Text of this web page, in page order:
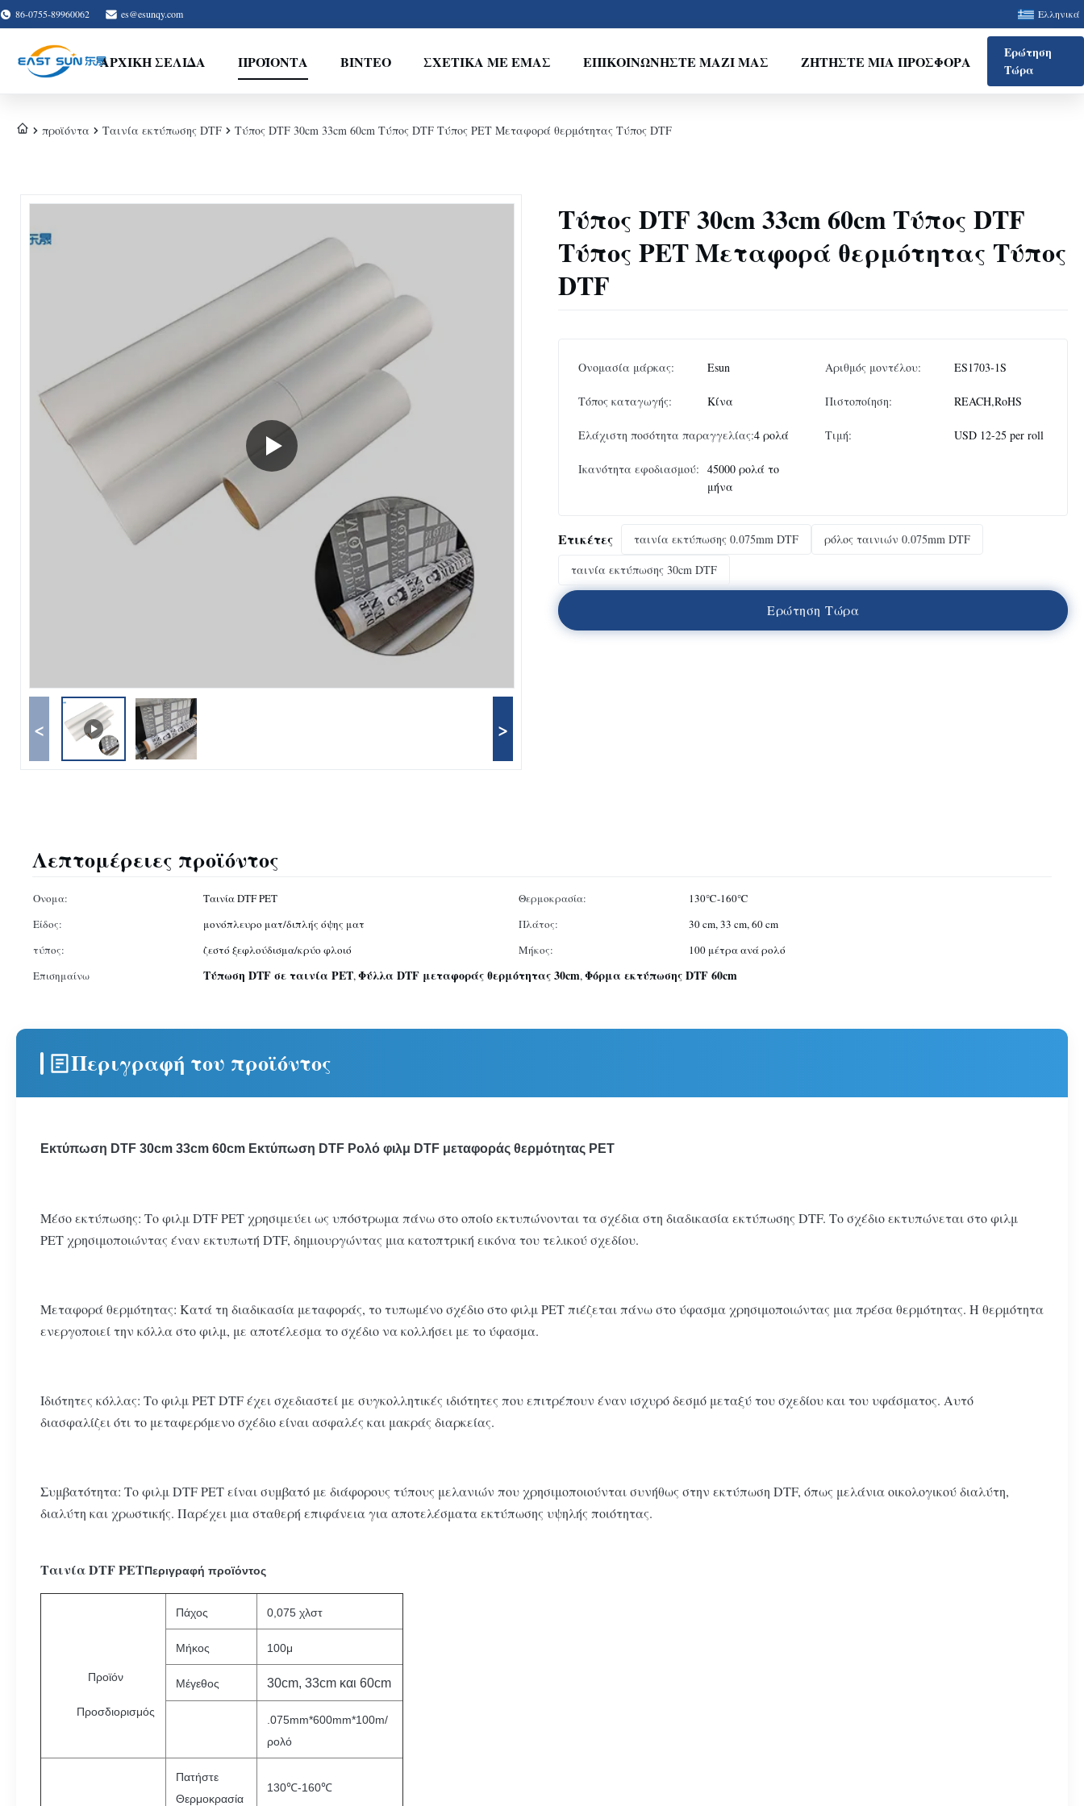
86-0755-89960062 es@esunqy.com Ελληνικά
ΑΡΧΙΚΉ ΣΕΛΊΔΑ ΠΡΟΪΌΝΤΑ ΒΊΝΤΕΟ ΣΧΕΤΙΚΆ ΜΕ ΕΜΆΣ ΕΠΙΚΟΙΝΩΝΉΣΤΕ ΜΑΖΊ ΜΑΣ ΖΗΤΉΣΤΕ ΜΙΑ ΠΡΟΣΦΟΡΆ
Ερώτηση
Τώρα
προϊόντα Ταινία εκτύπωσης DTF Τύπος DTF 30cm 33cm 60cm Τύπος DTF Τύπος PET Μεταφορά θερμότητας Τύπος DTF
< >
Τύπος DTF 30cm 33cm 60cm Τύπος DTF
Τύπος PET Μεταφορά θερμότητας Τύπος
DTF
Ονομασία μάρκας: Esun Αριθμός μοντέλου: ES1703-1S
Τόπος καταγωγής: Κίνα Πιστοποίηση: REACH,RoHS
Ελάχιστη ποσότητα παραγγελίας:4 ρολά Τιμή: USD 12-25 per roll
Ικανότητα εφοδιασμού: 45000 ρολά το
μήνα
Ετικέτες ταινία εκτύπωσης 0.075mm DTF
ρόλος ταινιών 0.075mm DTF
ταινία εκτύπωσης 30cm DTF
Ερώτηση Τώρα
Λεπτομέρειες προϊόντος
Ονομα: Ταινία DTF PET Θερμοκρασία:
130℃-160℃
Είδος:
μονόπλευρο ματ/διπλής όψης ματ Πλάτος:
30 cm, 33 cm, 60 cm
τύπος:
ζεστό ξεφλούδισμα/κρύο φλοιό Μήκος:
100 μέτρα ανά ρολό
Επισημαίνω
Τύπωση DTF σε ταινία PET,Φύλλα DTF μεταφοράς θερμότητας 30cm,Φόρμα εκτύπωσης DTF 60cm
Περιγραφή του προϊόντος
Εκτύπωση DTF 30cm 33cm 60cm Εκτύπωση DTF Ρολό φιλμ DTF μεταφοράς θερμότητας PET
Μέσο εκτύπωσης: Το φιλμ DTF PET χρησιμεύει ως υπόστρωμα πάνω στο οποίο εκτυπώνονται τα σχέδια στη διαδικασία εκτύπωσης DTF. Το σχέδιο εκτυπώνεται στο φιλμ
PET χρησιμοποιώντας έναν εκτυπωτή DTF, δημιουργώντας μια κατοπτρική εικόνα του τελικού σχεδίου.
Μεταφορά θερμότητας: Κατά τη διαδικασία μεταφοράς, το τυπωμένο σχέδιο στο φιλμ PET πιέζεται πάνω στο ύφασμα χρησιμοποιώντας μια πρέσα θερμότητας. Η θερμότητα
ενεργοποιεί την κόλλα στο φιλμ, με αποτέλεσμα το σχέδιο να κολλήσει με το ύφασμα.
Ιδιότητες κόλλας: Το φιλμ PET DTF έχει σχεδιαστεί με συγκολλητικές ιδιότητες που επιτρέπουν έναν ισχυρό δεσμό μεταξύ του σχεδίου και του υφάσματος. Αυτό
διασφαλίζει ότι το μεταφερόμενο σχέδιο είναι ασφαλές και μακράς διαρκείας.
Συμβατότητα: Το φιλμ DTF PET είναι συμβατό με διάφορους τύπους μελανιών που χρησιμοποιούνται συνήθως στην εκτύπωση DTF, όπως μελάνια οικολογικού διαλύτη,
διαλύτη και χρωστικής. Παρέχει μια σταθερή επιφάνεια για αποτελέσματα εκτύπωσης υψηλής ποιότητας.
Ταινία DTF PETΠεριγραφή προϊόντος
Προϊόν
Προσδιορισμός
Πάχος 0,075 χλστ
Μήκος 100μ
Μέγεθος 30cm, 33cm και 60cm
.075mm*600mm*100m/
ρολό
Πατήστε
Θερμοκρασία
130℃-160℃